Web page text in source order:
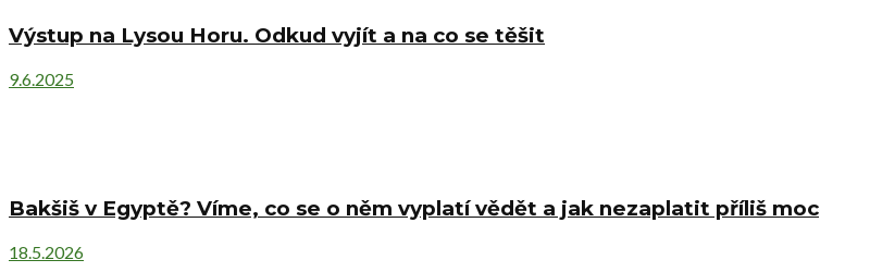
Výstup na Lysou Horu. Odkud vyjít a na co se těšit
9.6.2025
Bakšiš v Egyptě? Víme, co se o něm vyplatí vědět a jak nezaplatit příliš moc
18.5.2026